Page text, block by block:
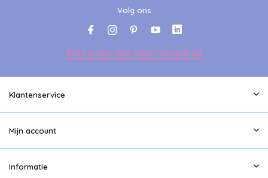
Volg ons
Meld je aan voor onze nieuwsbrief
Klantenservice
Mijn account
Informatie